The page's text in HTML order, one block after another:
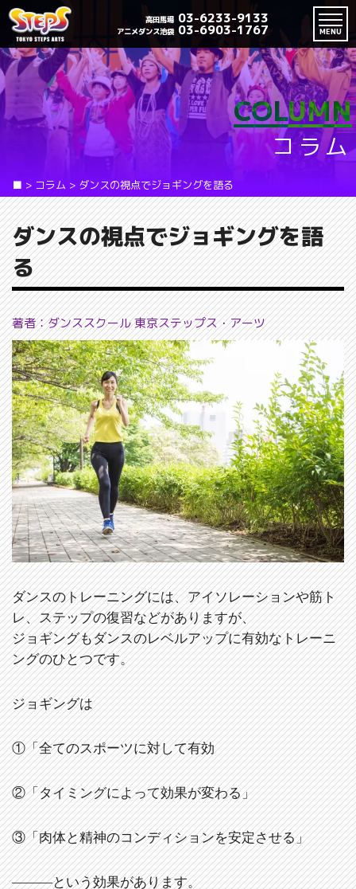
高田馬場 03-6233-9133
アニメダンス池袋 03-6903-1767 MENU
COLUMN
コラム
■ > コラム > ダンスの視点でジョギングを語る
ダンスの視点でジョギングを語
る
著者：ダンススクール 東京ステップス・アーツ
ダンスのトレーニングには、アイソレーションや筋ト
レ、ステップの復習などがありますが、
ジョギングもダンスのレベルアップに有効なトレーニ
ングのひとつです。
ジョギングは
①「全てのスポーツに対して有効
②「タイミングによって効果が変わる」
③「肉体と精神のコンディションを安定させる」
―――という効果があります。